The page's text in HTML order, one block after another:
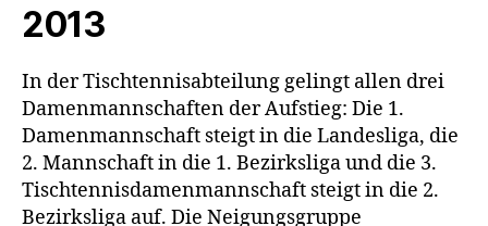
2013
In der Tischtennisabteilung gelingt allen drei
Damenmannschaften der Aufstieg: Die 1.
Damenmannschaft steigt in die Landesliga, die
2. Mannschaft in die 1. Bezirksliga und die 3.
Tischtennisdamenmannschaft steigt in die 2.
Bezirksliga auf. Die Neigungsgruppe